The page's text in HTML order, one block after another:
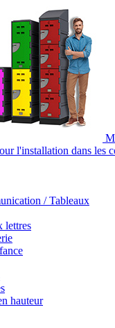
l'installation dans les
/ Tableaux
lettres
hauteur